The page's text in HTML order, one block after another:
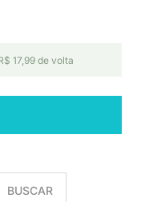
17,99 de volta
BUSCAR